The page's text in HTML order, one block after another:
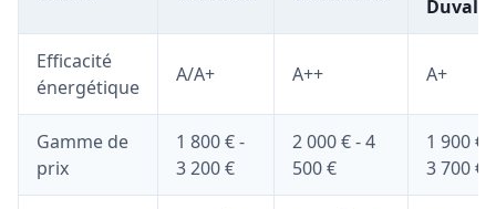
Duval
Efficacité
énergétique
A/A+ A++ A+
Gamme de
prix
1 800 € -
3 200 €
2 000 € - 4
500 €
1 900 € -
3 700 €